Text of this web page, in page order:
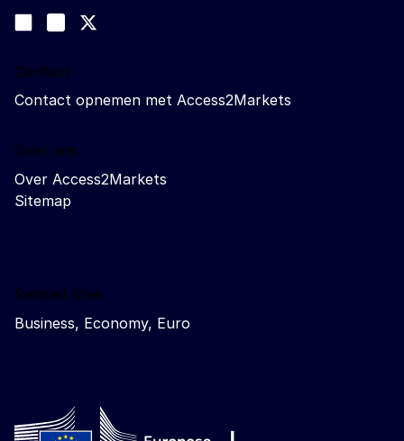
Join us on LinkedIn
Trade-Off podcast
Contact
Contact opnemen met Access2Markets
Over ons
Over Access2Markets
Sitemap
Related sites
Business, Economy, Euro